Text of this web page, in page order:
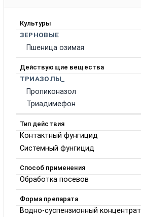
Культуры
ЗЕРНОВЫЕ
Пшеница озимая
Действующие вещества
ТРИАЗОЛЫ_
Пропиконазол
Триадимефон
Тип действия
Контактный фунгицид
Системный фунгицид
Способ применения
Обработка посевов
Форма препарата
Водно-суспензионный концентрат